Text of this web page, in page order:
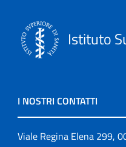
Istituto
I NOSTRI CONTATTI
Viale Regina Elena 299,